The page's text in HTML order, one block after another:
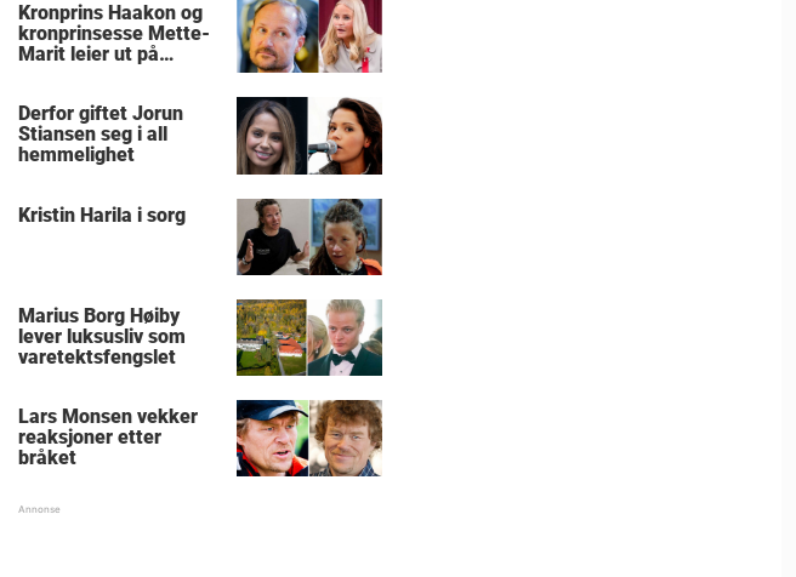
Kronprins Haakon og
kronprinsesse Mette-
Marit leier ut på
Derfor giftet Jorun
Stiansen seg i all
hemmelighet
Kristin Harila i sorg
Marius Borg Høiby
lever luksusliv som
varetektsfengslet
Lars Monsen vekker
reaksjoner etter
bråket